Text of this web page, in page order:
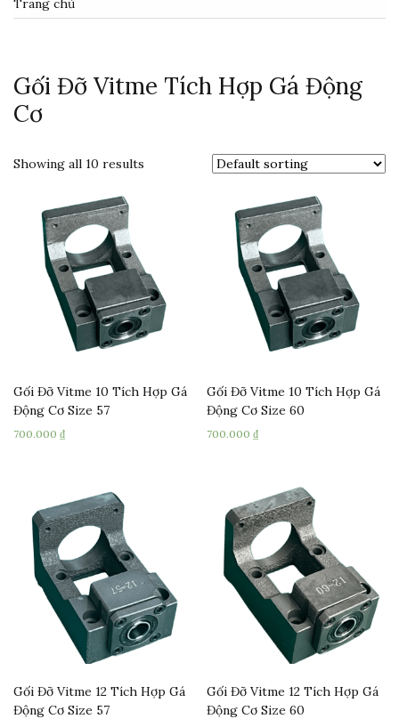
Gối Đỡ Vitme Tích Hợp Gá Động
Cơ
Showing all 10 results
Gối Đỡ Vitme 10 Tích Hợp Gá
Động Cơ Size 57
700.000 ₫
Gối Đỡ Vitme 10 Tích Hợp Gá
Động Cơ Size 60
700.000₫
Gối Đỡ Vitme 12 Tích Hợp Gá
Động Cơ Size 57
Gối Đỡ Vitme 12 Tích Hợp Gá
Động Cơ Size 60